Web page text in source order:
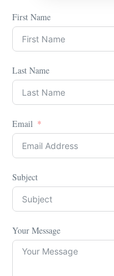
First Name
Last Name
Email
Subject
Your Message